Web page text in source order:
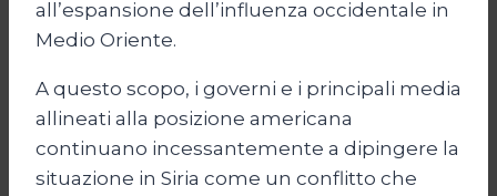
all’espansione dell’influenza occidentale in
Medio Oriente.
A questo scopo, i governi e i principali media
allineati alla posizione americana
continuano incessantemente a dipingere la
situazione in Siria come un conflitto che